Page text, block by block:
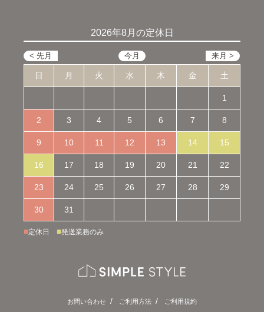
2026年8月の定休日
日 月 火 水 木 金 土
1
2 3 4 5 6 7 8
9 10 11 12 13 14 15
16 17 18 19 20 21 22
23 24 25 26 27 28 29
30 31
■定休日 ■発送業務のみ
お問い合わせ ご利用方法 ご利用規約